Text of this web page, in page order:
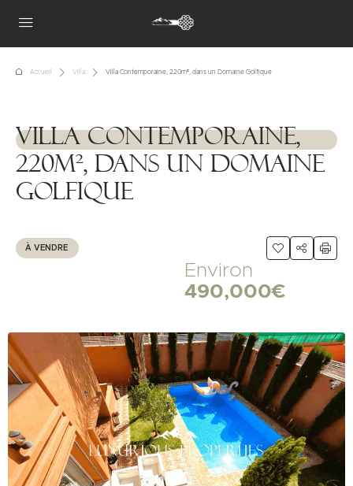
Accueil Villa Villa Contemporaine, 220m², dans un Domaine Golfique
1111111
Villa Contemporaine,
220m², dans un Domaine
Golfique
À VENDRE
Environ
490,000€